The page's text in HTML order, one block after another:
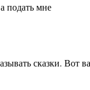
подать мне
сказки. Вот